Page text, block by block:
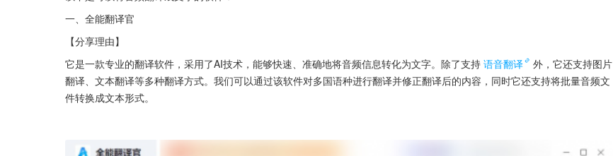
一、全能翻译官
【分享理由】
它是一款专业的翻译软件，采用了AI技术，能够快速、准确地将音频信息转化为文字。除了支持 语音翻译
外，它还支持图片
翻译、文本翻译等多种翻译方式。我们可以通过该软件对多国语种进行翻译并修正翻译后的内容，同时它还支持将批量音频文
件转换成文本形式。